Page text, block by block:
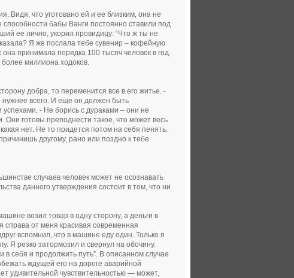
Видя, что уготовано ей и ее близким, она не
бабы Ванги постоянно ставили под
ее лично, укорил провидицу: “Что ж ты не
Я же послала тебе сувенир – кофейную
принимала порядка 100 тысяч человек в год.
миллиона ходоков.
добра, то переменится все в его житье. -
нужнее всего. И еще он должен быть
успехами. - Не борись с дураками – они не
готовы преподнести такое, что может весь
нет. Не то придется потом на себя пенять.
другому, рано или поздно к тебе
случаев человек может не осознавать
данного утверждения состоит в том, что ни
возил товар в одну сторону, а деньги в
справа от меня красивая современная
вспомнил, что в машине еду один. Только я
Я резко затормозил и свернул на обочину.
себя и продолжить путь”. В описанном случае
ждущей его на дороге аварийной
удивительной чувствительностью — может,